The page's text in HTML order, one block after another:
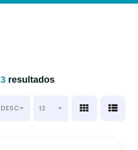
3 resultados
DESC 12